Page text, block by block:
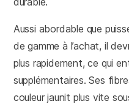
Aussi abordable que
de gamme à l’achat, il
plus rapidement, ce qui
supplémentaires. Ses
couleur jaunit plus vite